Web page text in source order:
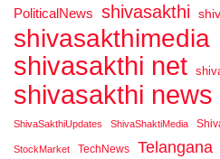
PoliticalNews shivasakthi
shivasakthimedia
shivasakthi net
shivasakthi news
ShivaSakthiUpdates ShivaShaktiMedia
StockMarket TechNews Telangana